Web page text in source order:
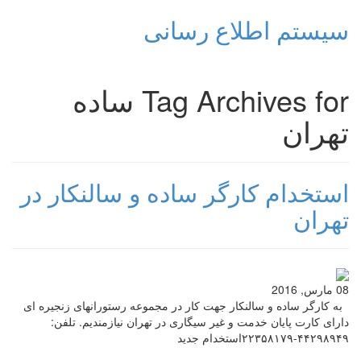
سیستم اطلاع رسانی
Tag Archives for ساده
تهران
استخدام کارگر ساده و سالنکار در
تهران
08 مارس, 2016
به کارگر ساده و سالنکار جهت کار در مجموعه رستورانهای زنجیره ای
دارای کارت پایان خدمت و غیر سیگاری در تهران نیازمندیم. تلفن:
۴۴۲۹۸۹۴۹-۲۲۳۵۸۱۷۹استخدام جدید